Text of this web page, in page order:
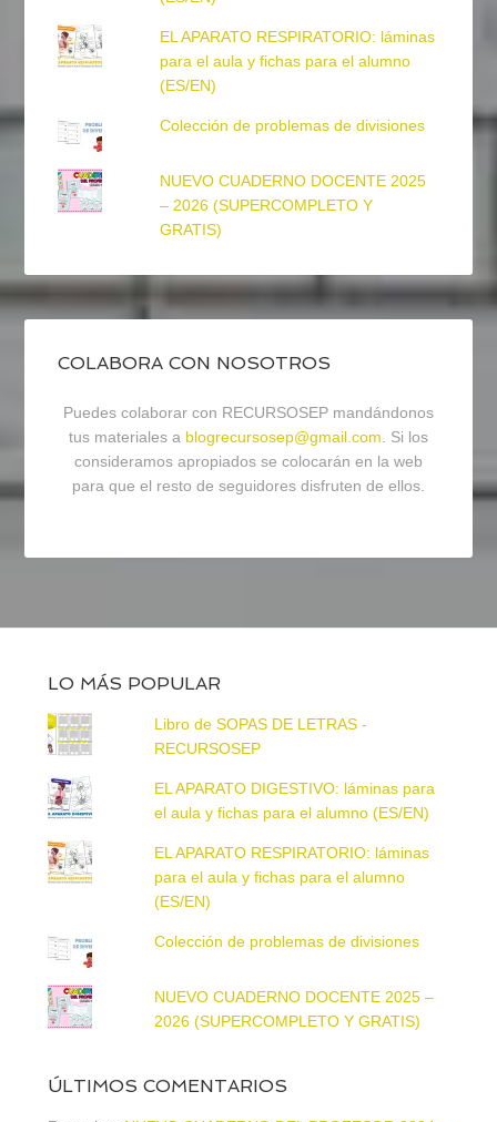
EL APARATO RESPIRATORIO: láminas
para el aula y fichas para el alumno
(ES/EN)
Colección de problemas de divisiones
NUEVO CUADERNO DOCENTE 2025
– 2026 (SUPERCOMPLETO Y
GRATIS)
COLABORA CON NOSOTROS
Puedes colaborar con RECURSOSEP mandándonos
tus materiales a blogrecursosep@gmail.com. Si los
consideramos apropiados se colocarán en la web
para que el resto de seguidores disfruten de ellos.
LO MÁS POPULAR
Libro de SOPAS DE LETRAS -
RECURSOSEP
EL APARATO DIGESTIVO: láminas para
el aula y fichas para el alumno (ES/EN)
EL APARATO RESPIRATORIO: láminas
para el aula y fichas para el alumno
(ES/EN)
Colección de problemas de divisiones
NUEVO CUADERNO DOCENTE 2025 –
2026 (SUPERCOMPLETO Y GRATIS)
ÚLTIMOS COMENTARIOS